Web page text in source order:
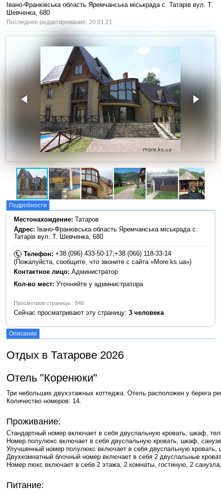
Івано-Франківська область Яремчанська міськрада с. Татарів вул. Т.
Шевченка, 680
Последнее редактирование: 20.01.21
Подробности
Местонахождение: Татаров
Адрес: Івано-Франківська область Яремчанська міськрада с.
Татарів вул. Т. Шевченка, 680
Телефон:+38 (096) 433-50-17;+38 (066) 118-33-14
(Пожалуйста, сообщите, что звоните с сайта «More.ks.ua»)
Контактное лицо: Администратор
Кол-во мест: Уточняйте у администратора
Просмотров страницы : 848
Сейчас просматривают эту страницу:3 человека
Описание
Отдых в Татарове 2026
Отель "Коренюки"
Три небольших двухэтажных коттеджа .Отель расположен у берега
Количество номеров: 14
Проживание:
Стандартный номер включает в себя двуспальную кровать ,шкаф ,
Номер полулюкс включает в себя двуспальную кровать ,шкаф ,
Улучшенный номер полулюкс включает в себя двуспальную кровать ,
Двухкомнатный блочный номер включает в себя 2 двуспальные
Номер люкс включает в себя 2 этажа 2 комнаты ,гостиную 2 санузла
Питание: